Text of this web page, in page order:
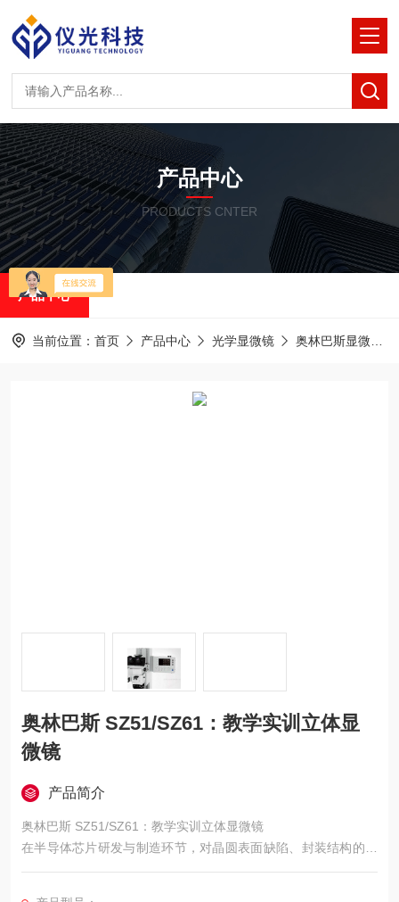
产品中心
PRODUCTS CNTER
产品中心
当前位置： 首页 产品中心 光学显微镜 奥林巴斯显微镜
奥林巴斯 SZ51/SZ61：教学实训立体显
微镜
产品简介
奥林巴斯 SZ51/SZ61：教学实训立体显微镜
在半导体芯片研发与制造环节，对晶圆表面缺陷、封装结构的微
观检测是保障芯片性能的关键。奥林巴斯激光共聚焦显微镜 OLS